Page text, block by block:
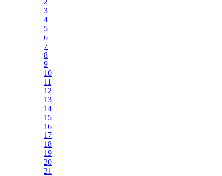
3
4
5
6
7
8
9
10
11
12
13
14
15
16
17
18
19
20
21